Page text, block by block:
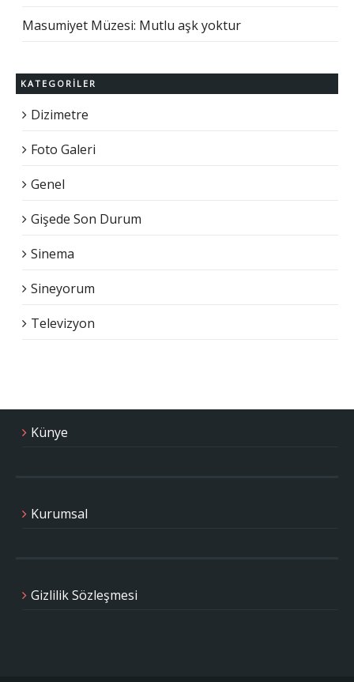
Masumiyet Müzesi: Mutlu aşk yoktur
KATEGORILER
Dizimetre
Foto Galeri
Genel
Gişede Son Durum
Sinema
Sineyorum
Televizyon
Künye
Kurumsal
Gizlilik Sözleşmesi